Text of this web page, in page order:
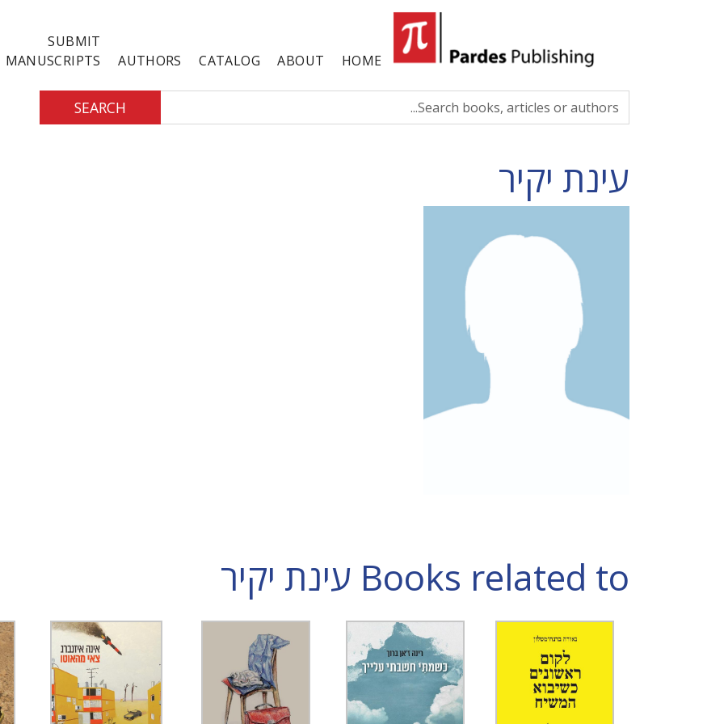
HOME
ABOUT
CATALOG
AUTHORS
SUBMIT
MANUSCRIPTS
SEARCH
עינת יקיר
Books related to עינת יקיר